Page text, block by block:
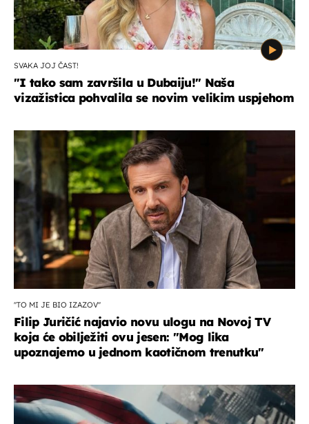
SVAKA JOJ ČAST!
"I tako sam završila u Dubaiju!" Naša
vizažistica pohvalila se novim velikim uspjehom
''TO MI JE BIO IZAZOV''
Filip Juričić najavio novu ulogu na Novoj TV
koja će obilježiti ovu jesen: ''Mog lika
upoznajemo u jednom kaotičnom trenutku''